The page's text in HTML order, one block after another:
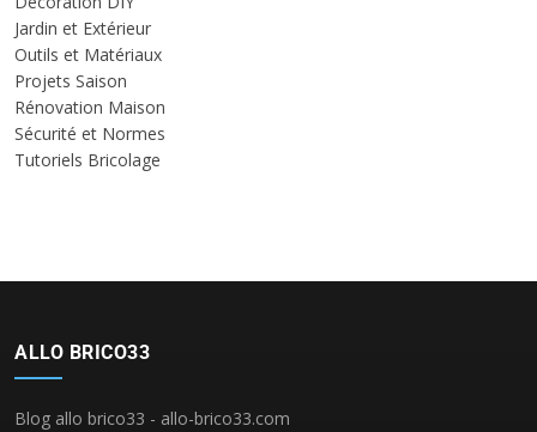
Jardin et Extérieur
Outils et Matériaux
Projets Saison
Rénovation Maison
Sécurité et Normes
Tutoriels Bricolage
ALLO BRICO33
Blog allo brico33 - allo-brico33.com